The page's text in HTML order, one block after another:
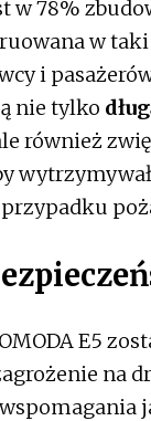
w 78%
w
i
nie tylko
również
E5
na